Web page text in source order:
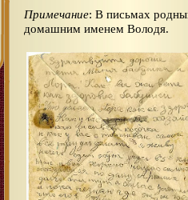
Примечание: В письмах
домашним именем Володя.